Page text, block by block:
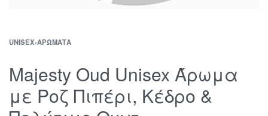
UNISEX›ΑΡΏΜΑΤΑ
Majesty Oud Unisex Άρωμα
με Ροζ Πιπέρι, Κέδρο &